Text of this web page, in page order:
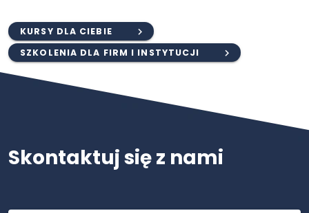
KURSY DLA CIEBIE
SZKOLENIA DLA FIRM I INSTYTUCJI
Skontaktuj się z nami